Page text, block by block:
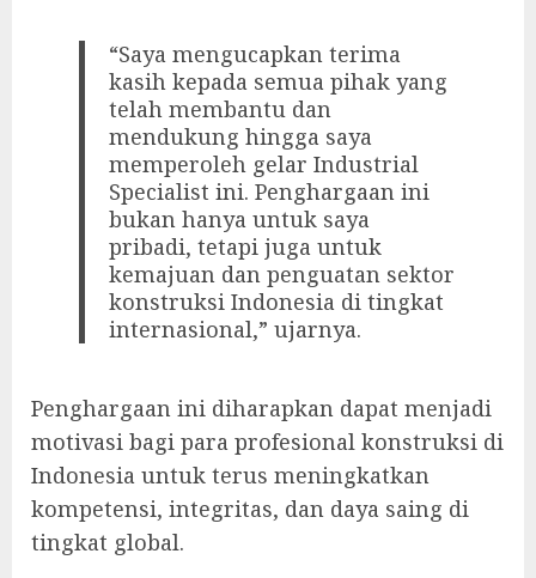
“Saya mengucapkan terima
kasih kepada semua pihak yang
telah membantu dan
mendukung hingga saya
memperoleh gelar Industrial
Specialist ini. Penghargaan ini
bukan hanya untuk saya
pribadi, tetapi juga untuk
kemajuan dan penguatan sektor
konstruksi Indonesia di tingkat
internasional,” ujarnya.
Penghargaan ini diharapkan dapat menjadi
motivasi bagi para profesional konstruksi di
Indonesia untuk terus meningkatkan
kompetensi, integritas, dan daya saing di
tingkat global.